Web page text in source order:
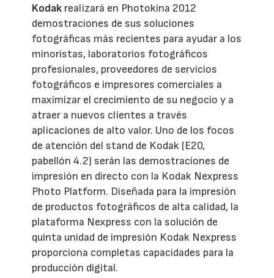
Kodak realizará en Photokina 2012
demostraciones de sus soluciones
fotográficas más recientes para ayudar a los
minoristas, laboratorios fotográficos
profesionales, proveedores de servicios
fotográficos e impresores comerciales a
maximizar el crecimiento de su negocio y a
atraer a nuevos clientes a través
aplicaciones de alto valor. Uno de los focos
de atención del stand de Kodak (E20,
pabellón 4.2) serán las demostraciones de
impresión en directo con la Kodak Nexpress
Photo Platform. Diseñada para la impresión
de productos fotográficos de alta calidad, la
plataforma Nexpress con la solución de
quinta unidad de impresión Kodak Nexpress
proporciona completas capacidades para la
producción digital.